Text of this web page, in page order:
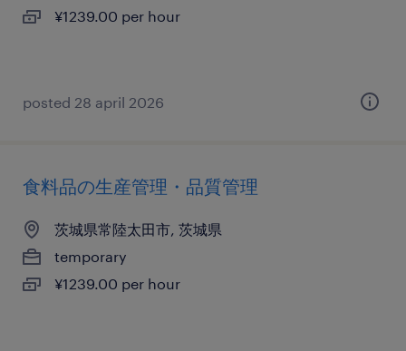
¥1239.00 per hour
posted 28 april 2026
食料品の生産管理・品質管理
茨城県常陸太田市, 茨城県
temporary
¥1239.00 per hour